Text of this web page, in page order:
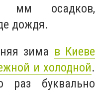
осадков,
дождя.
зима в Киеве
и холодной.
раз буквально